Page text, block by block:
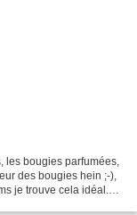
les bougies parfumées,
des bougies hein ;-),
je trouve cela idéal.